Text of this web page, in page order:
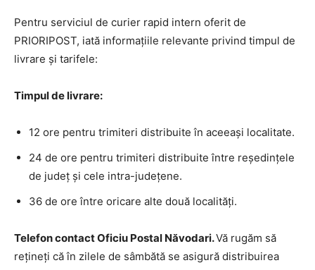
Pentru serviciul de curier rapid intern oferit de
PRIORIPOST, iată informațiile relevante privind timpul de
livrare și tarifele:
Timpul de livrare:
12 ore pentru trimiteri distribuite în aceeași localitate.
24 de ore pentru trimiteri distribuite între reședințele
de județ și cele intra-județene.
36 de ore între oricare alte două localități.
Telefon contact Oficiu Postal Năvodari.Vă rugăm să
rețineți că în zilele de sâmbătă se asigură distribuirea